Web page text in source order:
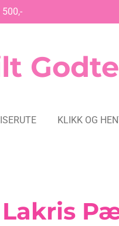
KLIKK OG
Lakris